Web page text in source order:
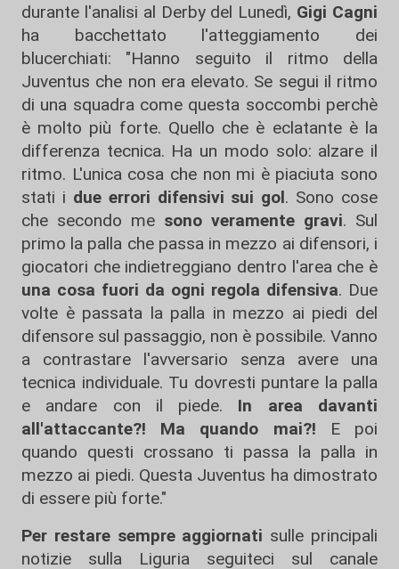
durante l'analisi al Derby del Lunedì, Gigi Cagni
ha bacchettato l'atteggiamento dei
blucerchiati: "Hanno seguito il ritmo della
Juventus che non era elevato. Se segui il ritmo
di una squadra come questa soccombi perchè
è molto più forte. Quello che è eclatante è la
differenza tecnica. Ha un modo solo: alzare il
ritmo. L'unica cosa che non mi è piaciuta sono
stati i due errori difensivi sui gol. Sono cose
che secondo me sono veramente gravi. Sul
primo la palla che passa in mezzo ai difensori, i
giocatori che indietreggiano dentro l'area che è
una cosa fuori da ogni regola difensiva. Due
volte è passata la palla in mezzo ai piedi del
difensore sul passaggio, non è possibile. Vanno
a contrastare l'avversario senza avere una
tecnica individuale. Tu dovresti puntare la palla
e andare con il piede. In area davanti
all'attaccante?! Ma quando mai?! E poi
quando questi crossano ti passa la palla in
mezzo ai piedi. Questa Juventus ha dimostrato
di essere più forte."
Per restare sempre aggiornati sulle principali
notizie sulla Liguria seguiteci sul canale